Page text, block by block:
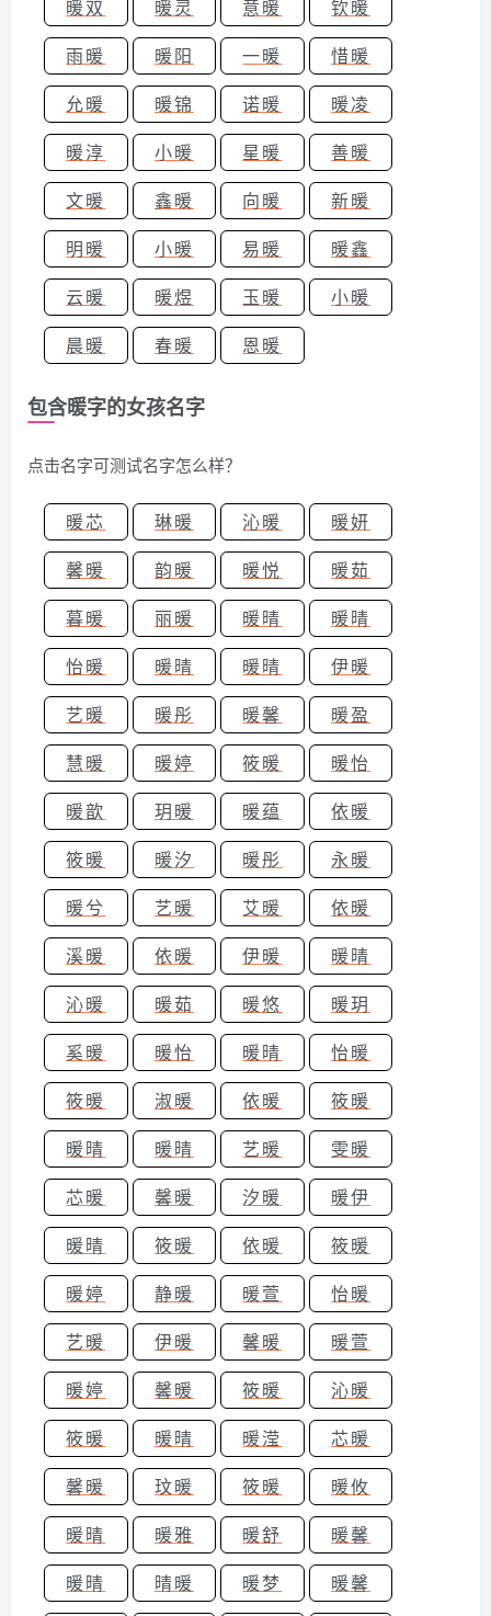
暖双 暖灵 意暖
钦暖
雨暖
暖阳 一暖
惜暖
允暖
暖锦 诺暖
暖凌
暖淳
小暖 星暖
善暖
文暖
鑫暖 向暖
新暖
明暖
小暖 易暖
暖鑫
云暖
暖煜 玉暖
小暖
晨暖
春暖 恩暖
包含暖字的女孩名字
点击名字可测试名字怎么样？
暖芯 琳暖 沁暖
暖妍
馨暖
韵暖 暖悦
暖茹
暮暖
丽暖 暖晴
暖晴
怡暖
暖晴 暖晴
伊暖
艺暖
暖彤 暖馨
暖盈
慧暖
暖婷 筱暖
暖怡
暖歆
玥暖 暖蕴
依暖
筱暖
暖汐 暖彤
永暖
暖兮
艺暖 艾暖
依暖
溪暖
依暖 伊暖
暖晴
沁暖
暖茹 暖悠
暖玥
奚暖
暖怡 暖晴
怡暖
筱暖
淑暖 依暖
筱暖
暖晴
暖晴 艺暖
雯暖
芯暖
馨暖 汐暖
暖伊
暖晴
筱暖 依暖
筱暖
暖婷
静暖 暖萱
怡暖
艺暖
伊暖 馨暖
暖萱
暖婷
馨暖 筱暖
沁暖
筱暖
暖晴 暖滢
芯暖
馨暖
玟暖 筱暖
暖攸
暖晴
暖雅 暖舒
暖馨
暖晴
晴暖 暖梦
暖馨